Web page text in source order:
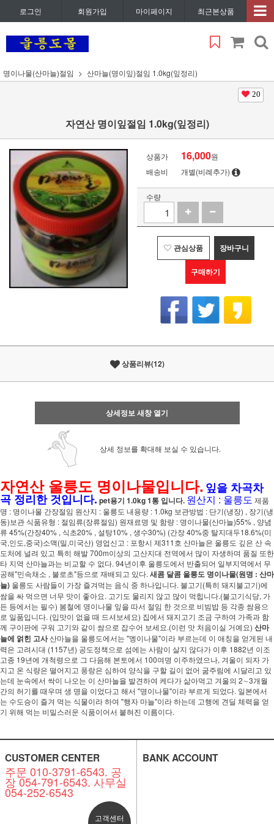
로그인 회원가입 마이페이지 최근본상품
명이나물(산마늘)절임 산마늘(명이잎)절임 1.0kg(잎정리)
20
자연산 명이잎절임 1.0kg(잎정리)
상품가 16,000원
배송비
개별(비례추가)
수량
관심상품 장바구니
구매하기
상품리뷰(12)
상세정보 새창 열기
상세 정보를 확대해 보실 수 있습니다.
자연산 울릉도 명이나물입니다.잎을 차곡차
곡 정리한 것입니다. pet용기 1.0kg 1통 입니다. 원산지 : 울릉도 제품
명 : 명이나물 간장절임 원산지 : 울릉도 내용량 : 1.0kg 보관방법 : 단기(냉장) , 장기(냉
동)보관 식품유형 : 절임류(장류절임) 원재료명 및 함량 : 명이나물(산마늘)55% , 양념
류 45%(간장40% , 식초20% , 설탕10% , 생수30%) (간장 40%중 탈지대두18.6%(미
국,인도,중국)소맥(밀,미국산) 영업신고 : 포항시 제311호 산마늘은 울릉도 깊은 산 속
도처에 널려 있고 특히 해발 700m이상의 고산지대 전역에서 많이 자생하며 품질 또한
타 지역 산마늘과는 비교할 수 없다. 94년이후 울릉도에서 반출되어 일부지역에서 무
공해"민속채소 , 불로초"등으로 재배되고 있다. 새콤 달콤 울릉도 명이나물(원명 : 산마
늘) 울릉도 사람들이 가장 즐겨먹는 음식 중 하나입니다. 불고기(특히 돼지불고기)에
쌈을 싸 먹으면 너무 맛이 좋아요. 고기도 물리지 않고 많이 먹힙니다.(불고기식당, 가
든 등에서는 필수) 봄철에 명이나물 잎을 따서 절임 한 것으로 비빔밥 등 각종 쌈용으
로 일품입니다. (입맛이 없을 때 드셔보세요) 집에서 돼지고기 조금 구하여 가족과 함
께 구이판에 구워 고기와 같이 쌈으로 잡수어 보세요.(이런 맛 처음이실 거예요) 산마
늘에 얽힌 고사산마늘을 울릉도에서는 "멩이나물"이라 부르는데 이 애칭을 얻게된 내
력은 고려시대 (1157년) 공도정책으로 섬에는 사람이 살지 않다가 이후 1882년 이조
고종 19년에 개척령으로 그 다음해 본토에서 100여명 이주하였으나, 겨울이 되자 가
지고 온 식량은 떨어지고 풍랑은 심하여 양식을 구할 길이 없어 굶주림에 시달리고 있
는데 눈속에서 싹이 나오는 이 산마늘을 발견하여 케다가 삶아먹고 겨울의 2∼3개월
간의 허기를 때우며 생 명을 이었다고 해서 "명이나물"이라 부르게 되었다. 일본에서
는 수도승이 즐겨 먹는 식물이라 하여 "행자 마늘"이라 하는데 고행에 견딜 체력을 얻
기 위해 먹는 비밀스러운 식품이어서 붙혀진 이름이다.
CUSTOMER CENTER
주문 010-3791-6543. 공
장 054-791-6543. 사무실
054-252-6543
고객센터
BANK ACCOUNT